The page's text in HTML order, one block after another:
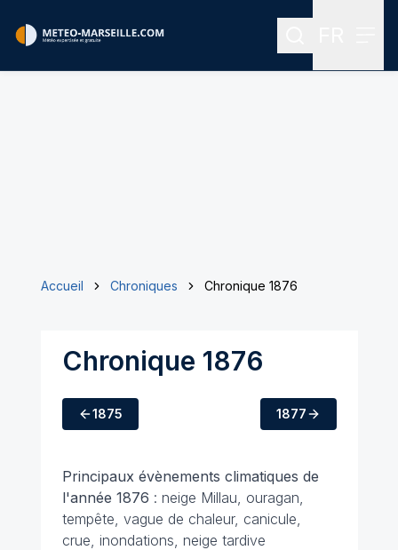
Rechercher
Accueil Chroniques Chronique 1876
Chronique 1876
1875 1877
Principaux évènements climatiques de
l'année 1876 : neige Millau, ouragan,
tempête, vague de chaleur, canicule,
crue, inondations, neige tardive